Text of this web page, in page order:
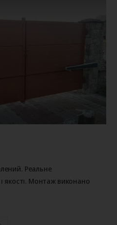
Реальне
якості. Монтаж виконано